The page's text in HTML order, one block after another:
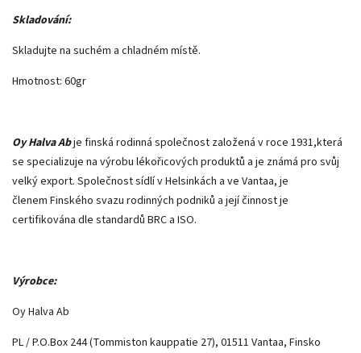
Skladování:
Skladujte na suchém a chladném místě.
Hmotnost: 60gr
Oy Halva Abje finská rodinná společnost založená v roce 1931,která
se specializuje na výrobu lékořicových produktů a je známá pro svůj
velký export. Společnost sídlí v Helsinkách a ve Vantaa, je
členem Finského svazu rodinných podniků a její činnost je
certifikována dle standardů BRC a ISO.
Výrobce:
Oy Halva Ab
PL / P.O.Box 244 (Tommiston kauppatie 27), 01511 Vantaa, Finsko